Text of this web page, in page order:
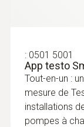
IP 20
Longueur
329 mm
: 0501 5001
App testo
Tout-en-un :
mesure de
installations
pompes à